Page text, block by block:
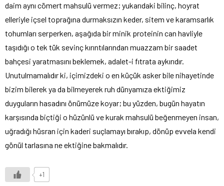
daim aynı cömert mahsulü vermez; yukarıdaki bilinç, hoyrat
elleriyle içsel toprağına durmaksızın keder, sitem ve karamsarlık
tohumları serperken, aşağıda bir minik proteinin can havliyle
taşıdığı o tek tük sevinç kırıntılarından muazzam bir saadet
bahçesi yaratmasını beklemek, adalet-i fıtrata aykırıdır.
Unutulmamalıdır ki, içimizdeki o en küçük asker bile nihayetinde
bizim bilerek ya da bilmeyerek ruh dünyamıza ektiğimiz
duyguların hasadını önümüze koyar; bu yüzden, bugün hayatın
karşısında biçtiği o hüzünlü ve kurak mahsulü beğenmeyen insan,
uğradığı hüsran için kaderi suçlamayı bırakıp, dönüp evvela kendi
gönül tarlasına ne ektiğine bakmalıdır.
+1